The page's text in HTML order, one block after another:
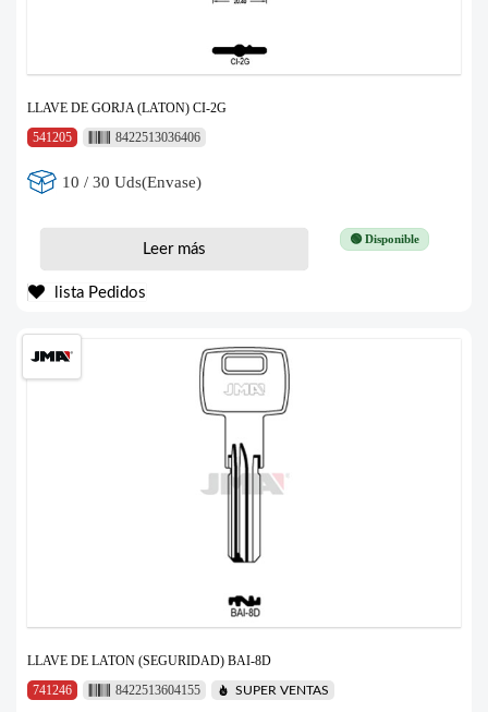
LLAVE DE GORJA (LATON) CI-2G
541205
8422513036406
10 / 30 Uds(Envase)
🟢 Disponible
Leer más
lista Pedidos
LLAVE DE LATON (SEGURIDAD) BAI-8D
741246
8422513604155 SUPER VENTAS